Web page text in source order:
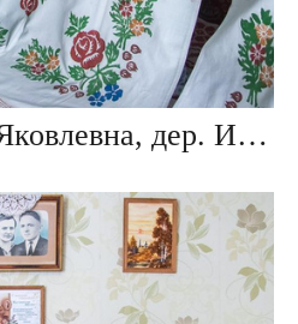
Спасюк Мария Яковлевна, дер. Ивезь, Беларусь